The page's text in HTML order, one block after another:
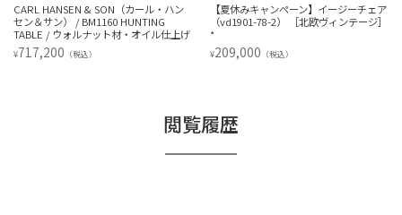
CARL HANSEN & SON（カール・ハン
セン＆サン） / BM1160 HUNTING
TABLE / ウォルナット材・オイル仕上げ
¥717,200 （税込）
【夏休みキャンペーン】イージーチェア
（vd1901-78-2） ［北欧ヴィンテージ］
*
¥209,000 （税込）
閲覧履歴